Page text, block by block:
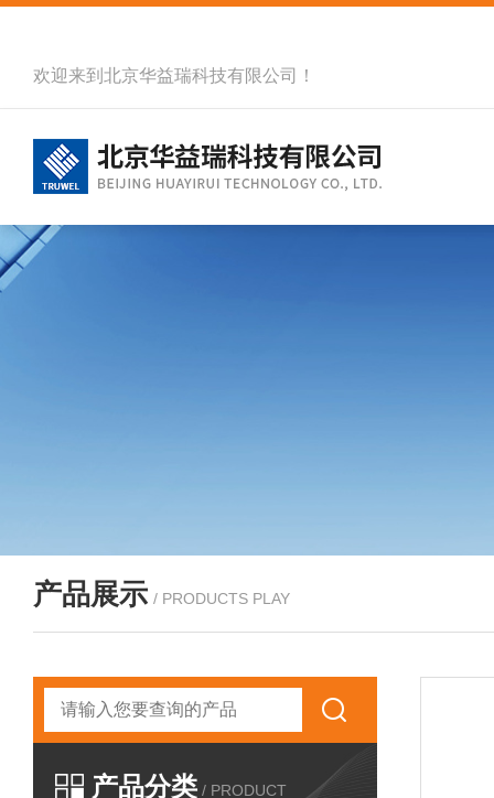
欢迎来到北京华益瑞科技有限公司！
产品展示 / PRODUCTS PLAY
产品分类 / PRODUCT